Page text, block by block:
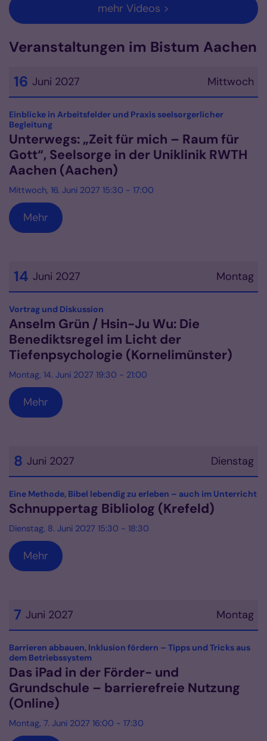
mehr Videos >
Veranstaltungen im Bistum Aachen
Mittwoch
16 Juni 2027
Datum: 16. Juni 2027
Einblicke in Arbeitsfelder und Praxis seelsorgerlicher
Begleitung:
Unterwegs: „Zeit für mich – Raum für
Gott“, Seelsorge in der Uniklinik RWTH
Aachen (Aachen)
Mittwoch, 16. Juni 2027 15:30 - 17:00
Mehr
Montag
14 Juni 2027
Datum: 14. Juni 2027
Vortrag und Diskussion
Anselm Grün / Hsin-Ju Wu: Die
Benediktsregel im Licht der
Tiefenpsychologie (Kornelimünster)
Montag, 14. Juni 2027 19:30 - 21:00
Mehr
Dienstag
8 Juni 2027
Datum: 8. Juni 2027
Eine Methode, Bibel lebendig zu erleben – auch im Unterricht:
Schnuppertag Bibliolog (Krefeld)
Dienstag, 8. Juni 2027 15:30 - 18:30
Mehr
Montag
7 Juni 2027
Datum: 7. Juni 2027
Barrieren abbauen, Inklusion fördern – Tipps und Tricks aus
dem Betriebssystem:
Das iPad in der Förder- und
Grundschule – barrierefreie Nutzung
(Online)
Montag, 7. Juni 2027 16:00 - 17:30